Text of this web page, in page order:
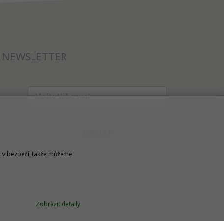
NEWSLETTER
bezpečí, takže můžeme
Zobrazit detaily